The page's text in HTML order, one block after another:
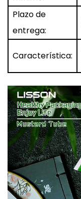
Plazo de
entrega:
Característica: